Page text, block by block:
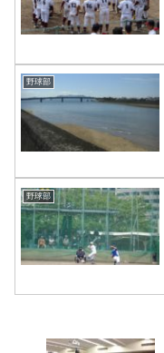
野球部
野球部